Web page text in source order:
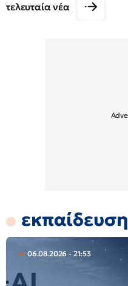
τελευταία νέα
εκπαίδευση
06.08.2026 - 21:53